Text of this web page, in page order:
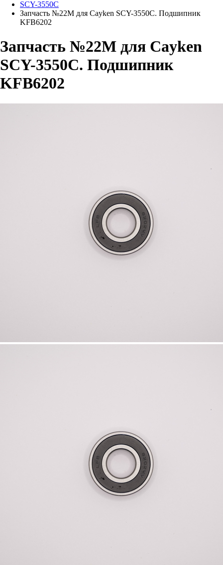
SCY-3550C
Запчасть №22М для Cayken SCY-3550C. Подшипник
KFB6202
Запчасть №22М для Cayken
SCY-3550C. Подшипник
KFB6202